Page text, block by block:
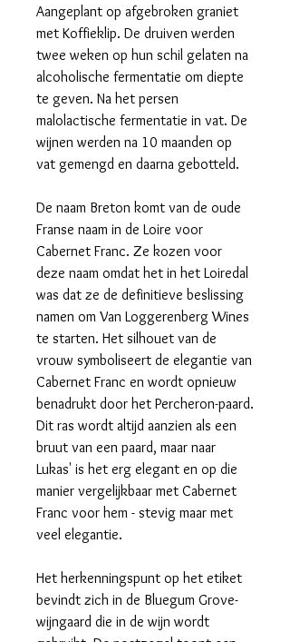
Aangeplant op afgebroken graniet
met Koffieklip. De druiven werden
twee weken op hun schil gelaten na
alcoholische fermentatie om diepte
te geven. Na het persen
malolactische fermentatie in vat. De
wijnen werden na 10 maanden op
vat gemengd en daarna gebotteld.
De naam Breton komt van de oude
Franse naam in de Loire voor
Cabernet Franc. Ze kozen voor
deze naam omdat het in het Loiredal
was dat ze de definitieve beslissing
namen om Van Loggerenberg Wines
te starten. Het silhouet van de
vrouw symboliseert de elegantie van
Cabernet Franc en wordt opnieuw
benadrukt door het Percheron-paard.
Dit ras wordt altijd aanzien als een
bruut van een paard, maar naar
Lukas' is het erg elegant en op die
manier vergelijkbaar met Cabernet
Franc voor hem - stevig maar met
veel elegantie.
Het herkenningspunt op het etiket
bevindt zich in de Bluegum Grove-
wijngaard die in de wijn wordt